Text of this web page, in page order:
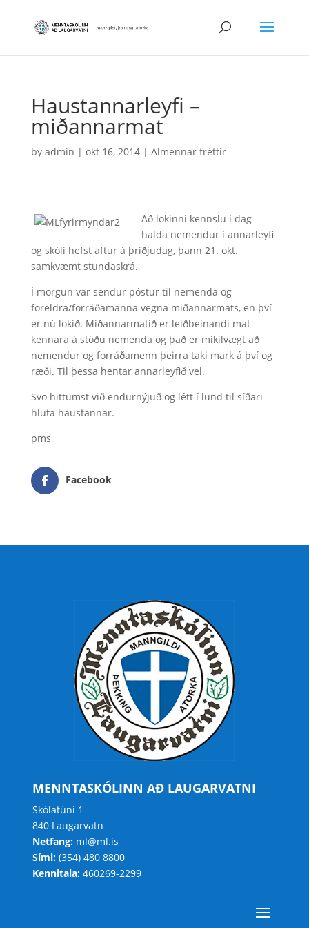
Haustannarleyfi –
miðannarmat
by admin | okt 16, 2014| Almennar fréttir
Að lokinni kennslu í dag
halda nemendur í annarleyfi
og skóli hefst aftur á þriðjudag, þann 21. okt.
samkvæmt stundaskrá.
Í morgun var sendur póstur til nemenda og
foreldra/forráðamanna vegna miðannarmats, en því
er nú lokið. Miðannarmatið er leiðbeinandi mat
kennara á stöðu nemenda og það er mikilvægt að
nemendur og forráðamenn þeirra taki mark á því og
ræði. Til þessa hentar annarleyfið vel.
Svo hittumst við endurnýjuð og létt í lund til síðari
hluta haustannar.
pms
Facebook
MENNTASKÓLINN AÐ LAUGARVATNI
Skólatúni 1
840 Laugarvatn
Netfang:ml@ml.is
Sími:(354) 480 8800
Kennitala:460269-2299